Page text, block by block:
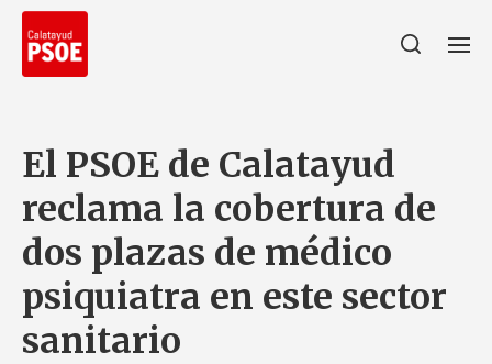
El PSOE de Calatayud
reclama la cobertura de
dos plazas de médico
psiquiatra en este sector
sanitario